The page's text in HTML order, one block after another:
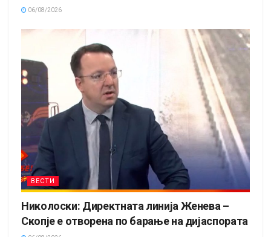
06/08/2026
ВЕСТИ
Николоски: Директната линија Женева –
Скопје е отворена по барање на дијаспората